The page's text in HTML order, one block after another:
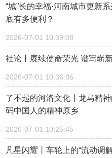
“城”长的幸福·河南城市更新
底有多便利？
2026-07-01 10:39:08
社论丨赓续使命荣光 谱写崭
2026-07-01 10:36:06
了不起的河洛文化丨龙马精
码中国人的精神原乡
2026-07-01 10:25:45
凡星闪耀丨车轮上的“流动